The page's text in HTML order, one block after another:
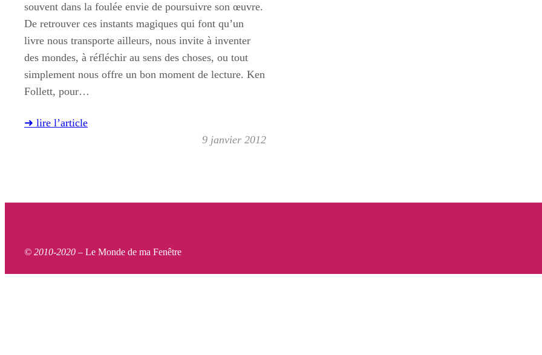
souvent dans la foulée envie de poursuivre son œuvre.
De retrouver ces instants magiques qui font qu’un
livre nous transporte ailleurs, nous invite à inventer
des mondes, à réfléchir au sens des choses, ou tout
simplement nous offre un bon moment de lecture. Ken
Follett, pour…
➜ lire l’article
9 janvier 2012
© 2010-2020 – Le Monde de ma Fenêtre